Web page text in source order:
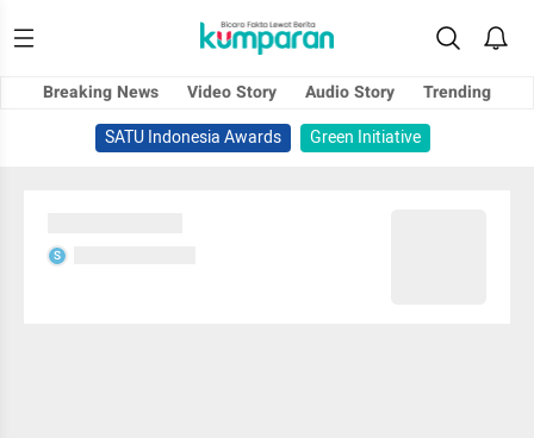
Breaking News Video Story Audio Story
Trending
SATU Indonesia Awards
Green Initiative
S